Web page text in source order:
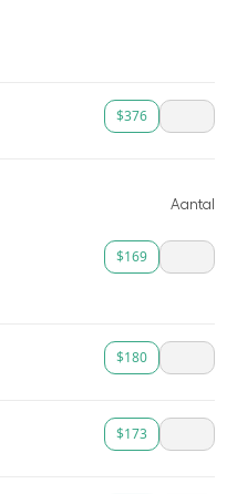
$376
Aantal
$169
$180
$173